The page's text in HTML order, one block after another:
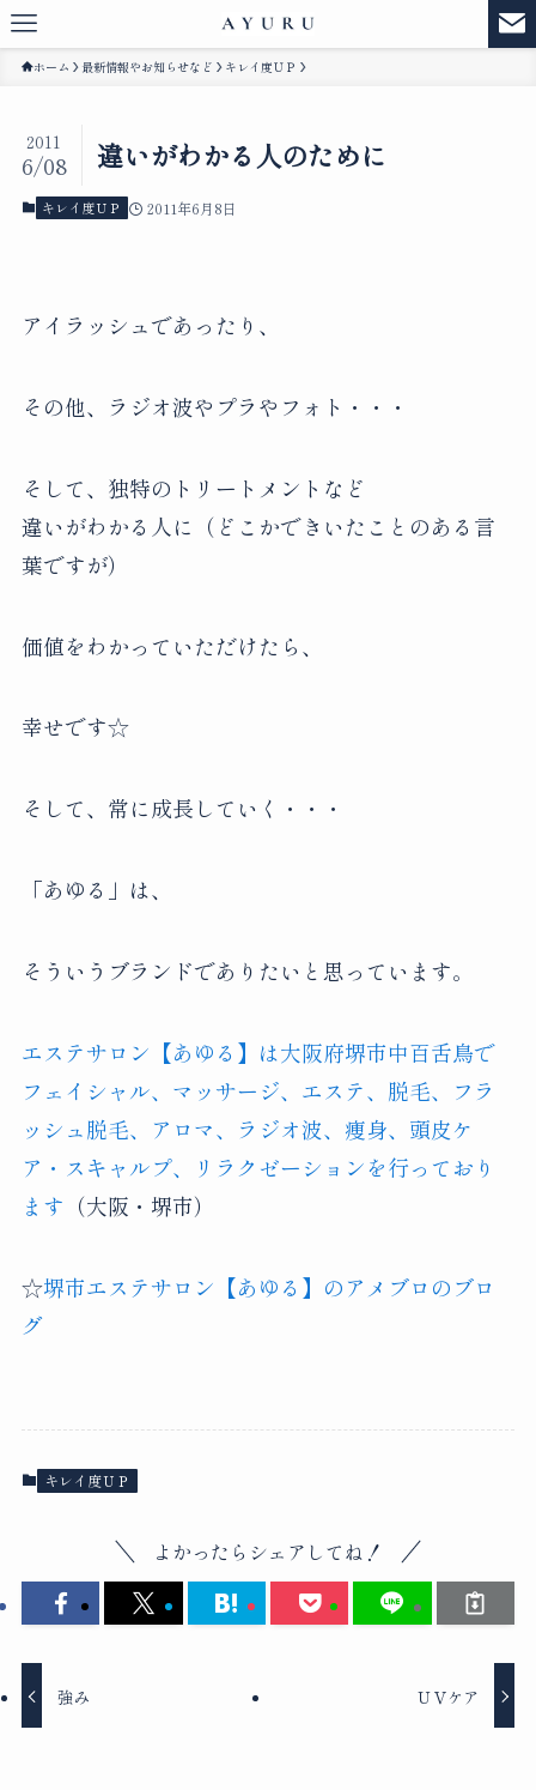
ホーム 最新情報やお知らせなど キレイ度ＵＰ
違いがわかる人のために
2011
6/08
キレイ度ＵＰ 2011年6月8日
アイラッシュであったり、
その他、ラジオ波やプラやフォト・・・
そして、独特のトリートメントなど
違いがわかる人に（どこかできいたことのある言
葉ですが）
価値をわかっていただけたら、
幸せです☆
そして、常に成長していく・・・
「あゆる」は、
そういうブランドでありたいと思っています。
エステサロン【あゆる】は大阪府堺市中百舌鳥で
フェイシャル、マッサージ、エステ、脱毛、フラ
ッシュ脱毛、アロマ、ラジオ波、痩身、頭皮ケ
ア・スキャルプ、リラクゼーションを行っており
ます （大阪・堺市）
☆堺市エステサロン【あゆる】のアメブロのブロ
グ
キレイ度ＵＰ
よかったらシェアしてね！
強み ＵＶケア